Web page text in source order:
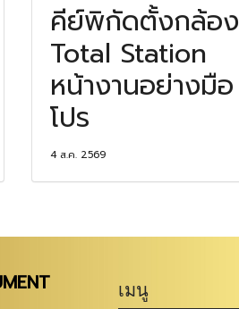
คีย์พิกัดตั้งกล้อง
Total Station
หน้างานอย่างมือ
โปร
4 ส.ค. 2569
เมนู